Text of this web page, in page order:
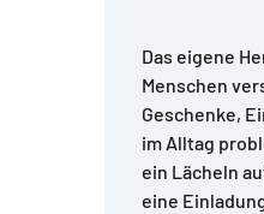
Das eigene
Menschen
Geschenke,
im Alltag
ein Lächeln
eine